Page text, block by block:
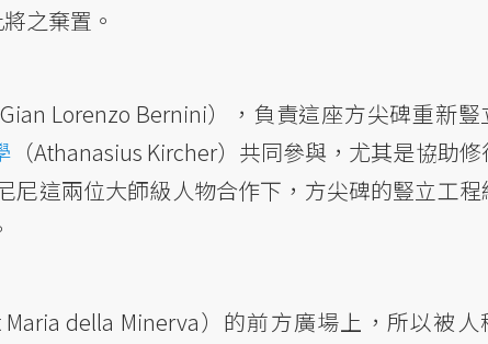
之棄置。
Gian Lorenzo Bernini），負責這座方尖碑重新豎
（Athanasius Kircher）共同參與，尤其是協助
尼這兩位大師級人物合作下，方尖碑的豎立工程
Maria della Minerva）的前方廣場上，所以被人